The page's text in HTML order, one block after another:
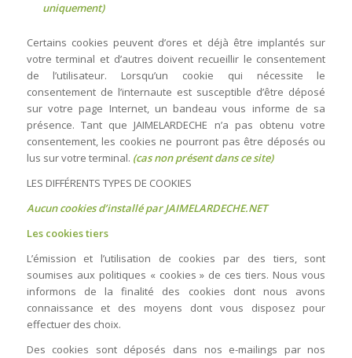
uniquement)
Certains cookies peuvent d’ores et déjà être implantés sur
votre terminal et d’autres doivent recueillir le consentement
de l’utilisateur. Lorsqu’un cookie qui nécessite le
consentement de l’internaute est susceptible d’être déposé
sur votre page Internet, un bandeau vous informe de sa
présence. Tant que JAIMELARDECHE n’a pas obtenu votre
consentement, les cookies ne pourront pas être déposés ou
lus sur votre terminal. (cas non présent dans ce site)
LES DIFFÉRENTS TYPES DE COOKIES
Aucun cookies d’installé par JAIMELARDECHE.NET
Les cookies tiers
L’émission et l’utilisation de cookies par des tiers, sont
soumises aux politiques « cookies » de ces tiers. Nous vous
informons de la finalité des cookies dont nous avons
connaissance et des moyens dont vous disposez pour
effectuer des choix.
Des cookies sont déposés dans nos e-mailings par nos